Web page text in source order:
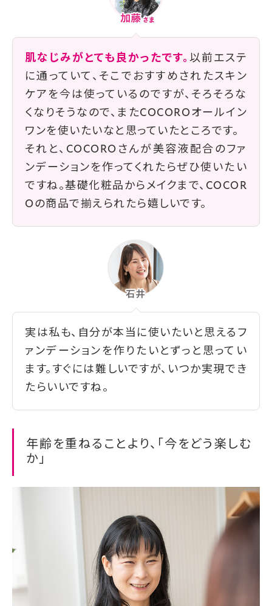
肌なじみがとても良かったです。 以前エステ
に通っていて、そこでおすすめされたスキン
ケアを今は使っているのですが、そろそろな
くなりそうなので、またCOCOROオールイン
ワンを使いたいなと思っていたところです。
それと、COCOROさんが美容液配合のファ
ンデーションを作ってくれたらぜひ使いたい
ですね。基礎化粧品からメイクまで、COCOR
Oの商品で揃えられたら嬉しいです。
実は私も、自分が本当に使いたいと思えるフ
ァンデーションを作りたいとずっと思ってい
ます。すぐには難しいですが、いつか実現でき
たらいいですね。
年齢を重ねることより、「今をどう楽しむ
か」